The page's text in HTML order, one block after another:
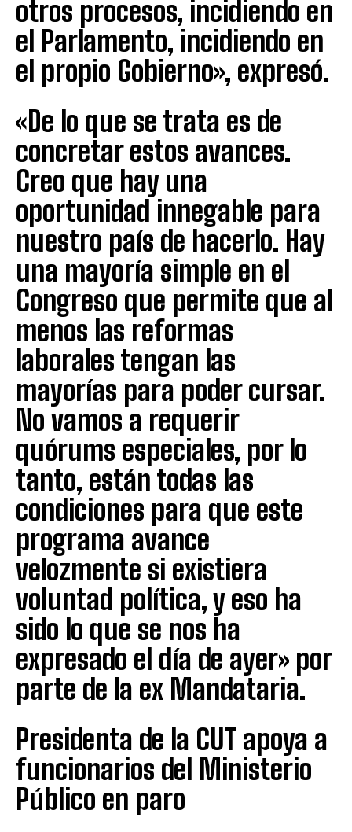
otros procesos, incidiendo en
el Parlamento, incidiendo en
el propio Gobierno», expresó.
«De lo que se trata es de
concretar estos avances.
Creo que hay una
oportunidad innegable para
nuestro país de hacerlo. Hay
una mayoría simple en el
Congreso que permite que al
menos las reformas
laborales tengan las
mayorías para poder cursar.
No vamos a requerir
quórums especiales, por lo
tanto, están todas las
condiciones para que este
programa avance
velozmente si existiera
voluntad política, y eso ha
sido lo que se nos ha
expresado el día de ayer» por
parte de la ex Mandataria.
Presidenta de la CUT apoya a
funcionarios del Ministerio
Público en paro